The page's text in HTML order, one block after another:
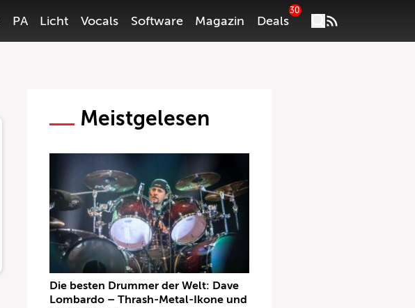
PA Licht Vocals Software Magazin Deals
30
Meistgelesen
Die besten Drummer der Welt: Dave
Lombardo – Thrash-Metal-Ikone und